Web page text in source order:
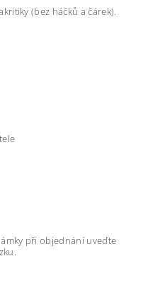
(bez háčků a čárek).
při objednání uveďte